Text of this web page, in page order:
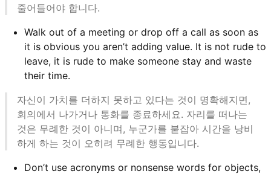
줄어들어야 합니다.
Walk out of a meeting or drop off a call as soon as
it is obvious you aren’t adding value. It is not rude to
leave, it is rude to make someone stay and waste
their time.
자신이 가치를 더하지 못하고 있다는 것이 명확해지면,
회의에서 나가거나 통화를 종료하세요. 자리를 떠나는
것은 무례한 것이 아니며, 누군가를 붙잡아 시간을 낭비
하게 하는 것이 오히려 무례한 행동입니다.
Don’t use acronyms or nonsense words for objects,